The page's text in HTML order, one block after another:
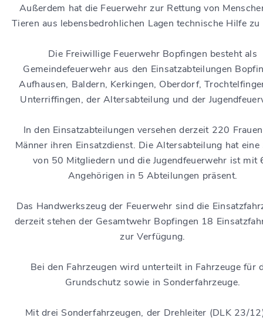
Außerdem hat die Feuerwehr zur Rettung von
Tieren aus lebensbedrohlichen Lagen technische Hilfe zu
Die Freiwillige Feuerwehr Bopfingen besteht als
Gemeindefeuerwehr aus den Einsatzabteilungen
Aufhausen, Baldern, Kerkingen, Oberdorf,
Unterriffingen, der Altersabteilung und der
In den Einsatzabteilungen versehen derzeit 220
Männer ihren Einsatzdienst. Die Altersabteilung hat eine
von 50 Mitgliedern und die Jugendfeuerwehr ist mit
Angehörigen in 5 Abteilungen präsent.
Das Handwerkszeug der Feuerwehr sind die
derzeit stehen der Gesamtwehr Bopfingen 18
zur Verfügung.
Bei den Fahrzeugen wird unterteilt in Fahrzeuge für
Grundschutz sowie in Sonderfahrzeuge.
Mit drei Sonderfahrzeugen, der Drehleiter (DLK 23/